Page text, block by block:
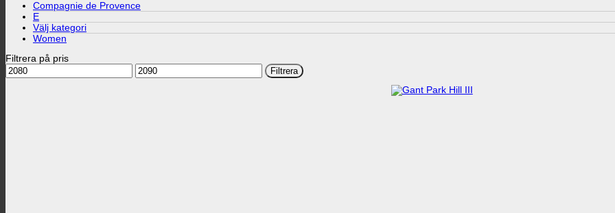
Compagnie de Provence
E
Välj kategori
Women
Filtrera på pris
Min
pris
Max
pris
Filtrera